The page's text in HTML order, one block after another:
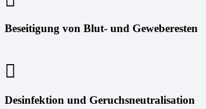
Beseitigung von Blut- und Geweberesten
Desinfektion und Geruchsneutralisation